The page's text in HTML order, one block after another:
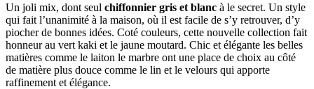
Un joli mix, dont seul chiffonnier gris et blanc à le secret. Un style
qui fait l’unanimité à la maison, où il est facile de s’y retrouver, d’y
piocher de bonnes idées. Coté couleurs, cette nouvelle collection fait
honneur au vert kaki et le jaune moutard. Chic et élégante les belles
matières comme le laiton le marbre ont une place de choix au côté
de matière plus douce comme le lin et le velours qui apporte
raffinement et élégance.